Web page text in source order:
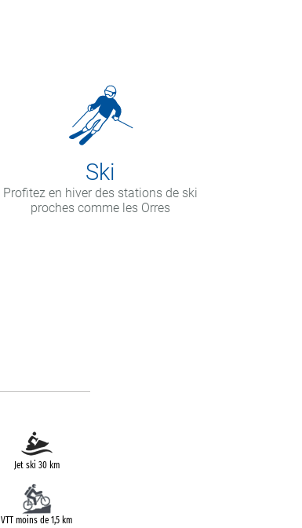
Ski
Profitez en hiver des stations de ski
proches comme les Orres
Jet ski 30 km
VTT moins de 1,5 km